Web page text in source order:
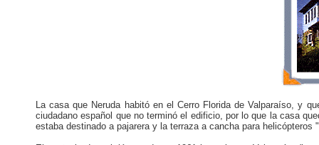
La casa que Neruda habitó en el Cerro Florida de Valparaíso, y
ciudadano español que no terminó el edificio, por lo que la casa
estaba destinado a pajarera y la terraza a cancha para